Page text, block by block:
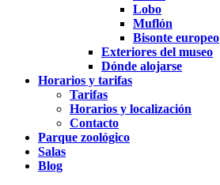
Lobo
Muflón
Bisonte europeo
Exteriores del museo
Dónde alojarse
Horarios y tarifas
Tarifas
Horarios y localización
Contacto
Parque zoológico
Salas
Blog